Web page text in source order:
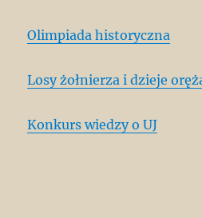
Olimpiada historyczna
Losy żołnierza i dzieje
Konkurs wiedzy o UJ